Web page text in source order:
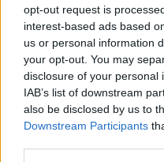
opt-out request is
interest-based ads based
us or personal information
your opt-out. You may
disclosure of your personal
IAB’s list of downstream
also be disclosed by us to
Downstream Participants
o Στον Δήμο Λίμνης
κατάλληλο για